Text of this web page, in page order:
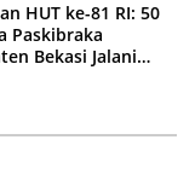
HUT ke-81 RI: 50
Paskibraka
Bekasi Jalani